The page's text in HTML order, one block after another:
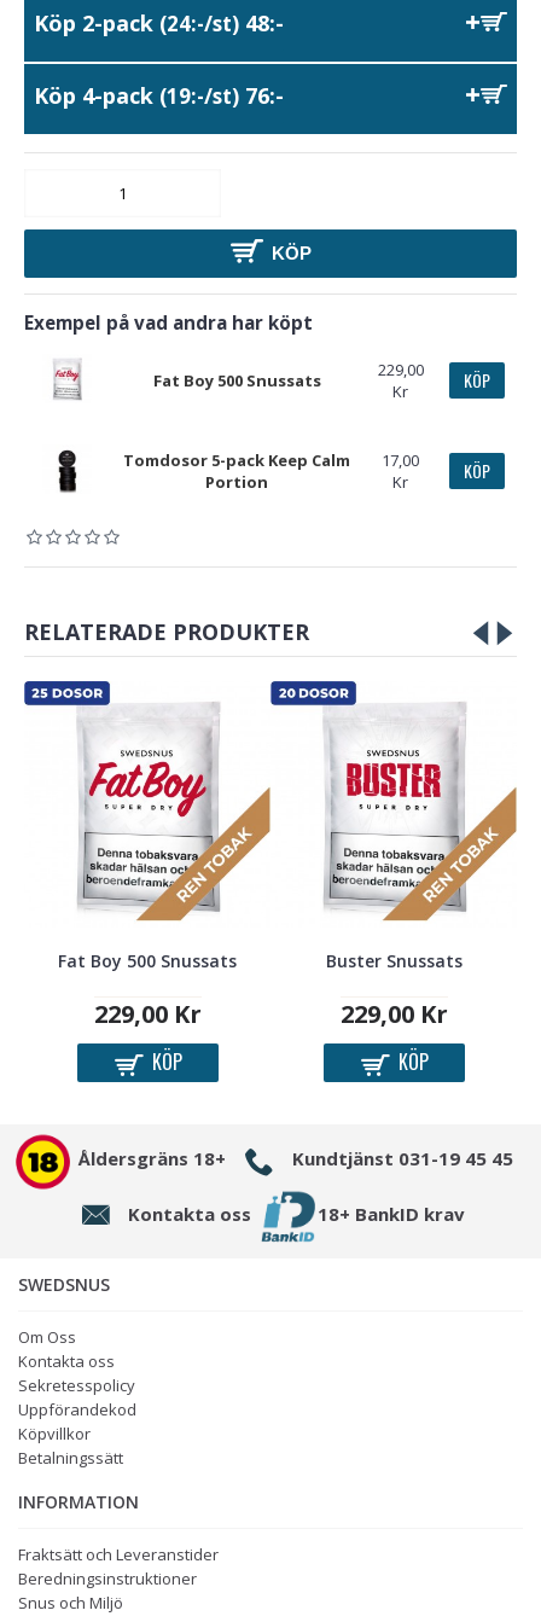
Köp 2-pack (24:-/st) 48:-
Köp 4-pack (19:-/st) 76:-
KÖP
Exempel på vad andra har köpt
Fat Boy 500 Snussats
229,00
Kr
KÖP
Tomdosor 5-pack Keep Calm
Portion
17,00
Kr
KÖP
RELATERADE PRODUKTER
Fat Boy 500 Snussats
229,00 Kr
KÖP
Buster Snussats
229,00 Kr
KÖP
Åldersgräns 18+ Kundtjänst 031-19 45 45
Kontakta oss 18+ BankID krav
SWEDSNUS
Om Oss
Kontakta oss
Sekretesspolicy
Uppförandekod
Köpvillkor
Betalningssätt
INFORMATION
Fraktsätt och Leveranstider
Beredningsinstruktioner
Snus och Miljö